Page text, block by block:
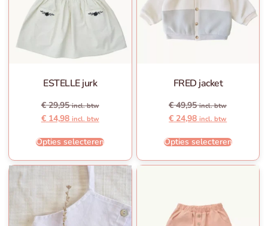
ESTELLE jurk
€29,95 incl. btw
€14,98 incl. btw
Opties selecteren
FRED jacket
€49,95 incl. btw
€ 24,98 incl. btw
Opties selecteren